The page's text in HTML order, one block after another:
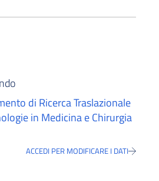
di Ricerca Traslazionale
in Medicina e Chirurgia
ACCEDI PER MODIFICARE I DATI